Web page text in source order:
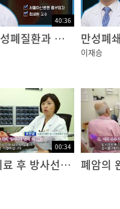
40:36
만성폐쇄성폐질환과 폐암의 수술적 치료
이재승
00:34
방사선 치료 후 방사선 잔존량 폐암의